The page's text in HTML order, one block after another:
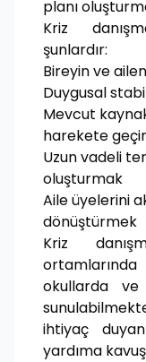
planı
Kriz
şunlardır:
Bireyin ve
Duygusal
Mevcut
harekete
Uzun vadeli
oluşturmak
Aile üyelerini
dönüştürmek
Kriz
okullarda
ihtiyaç
yardıma